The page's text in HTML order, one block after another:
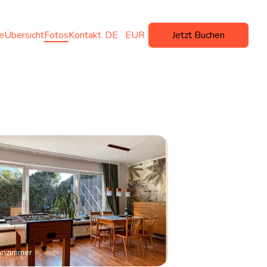
ÜbersichtFotosKontakt DE EUR Jetzt Buchen